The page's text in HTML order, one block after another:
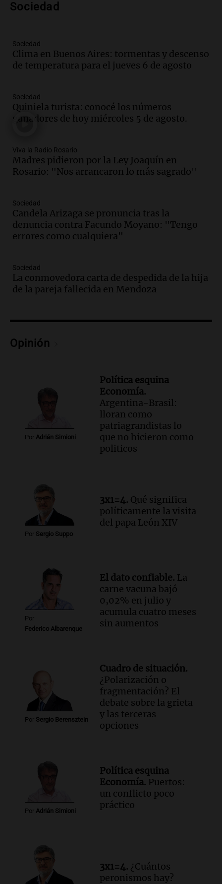
al mercado argentino
Audio.
Mundial de Natación de Invierno con
récords y atletas de 20 países
Audio.Conductor imputado por
accidente fatal en San Luis dejó tres
Episodios
Audio.Historiador de la UBA celebró la
marcha atrás en la Ley de Tierras:
Amamos Argentina
Episodios
Audio.Ahyre estuvo en el Estudio
Federal Sancor Seguros y adelantó su
Episodios
Audio.Cierre del Paso Internacional
Cristo Redentor por acumulación de
Audio.
Episodios
Audio. La Universidad de Milán y su
colaboración con la municipalidad para
la educación y parques
Panorama Federal
historia nacida en Córdoba
Viva la Radio
Episodios
Audio.
Monseñor Fenoy celebra la visita
de León XIV a Argentina y reflexiona
Episodios
Audio. El ministro de Economía de Santa
Fe relativiza el impacto del fallo sobre
jubilaciones en la provincia
Panorama Federal
Episodios
Sociedad
Sociedad
Clima en Buenos Aires: tormentas y descenso
de temperatura para el jueves 6 de agosto
Sociedad
Quiniela turista: conocé los números
ganadores de hoy miércoles 5 de agosto.
Viva la Radio Rosario
Madres pidieron por la Ley Joaquín en
Rosario: "Nos arrancaron lo más sagrado"
Sociedad
Candela Arizaga se pronuncia tras la
denuncia contra Facundo Moyano: "Tengo
errores como cualquiera"
Sociedad
La conmovedora carta de despedida de la hija
de la pareja fallecida en Mendoza
Opinión
Por Adrián Simioni
Política esquina
Economía.
Argentina-Brasil:
lloran como
patriagrandistas lo
que no hicieron como
politicos
Por Sergio Suppo
3x1=4. Qué significa
políticamente la visita
del papa León XIV
Por
Federico Albarenque
El dato confiable. La
carne vacuna bajó
0,02% en julio y
acumula cuatro meses
sin aumentos
Por Sergio Berensztein
Cuadro de situación.
¿Polarización o
fragmentación? El
debate sobre la grieta
y las terceras
opciones
Por Adrián Simioni
Política esquina
Economía. Puertos:
un conflicto poco
práctico
3x1=4. ¿Cuántos
peronismos hay?